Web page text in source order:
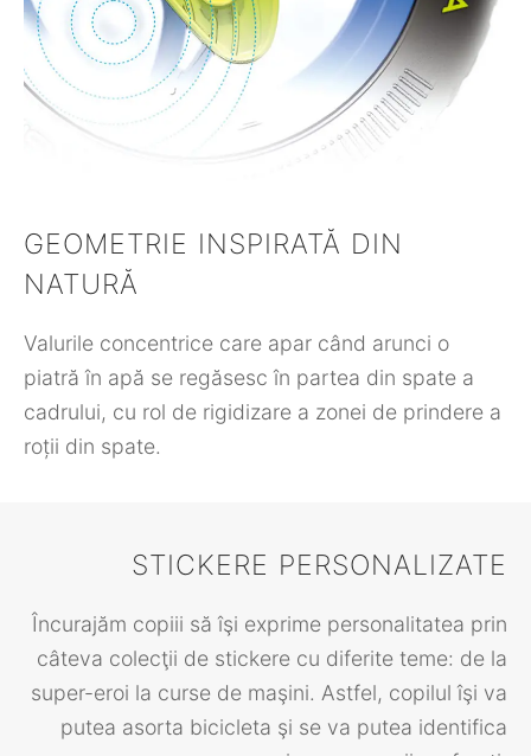
GEOMETRIE INSPIRATĂ DIN
NATURĂ
Valurile concentrice care apar când arunci o
piatră în apă se regăsesc în partea din spate a
cadrului, cu rol de rigidizare a zonei de prindere a
roții din spate.
STICKERE PERSONALIZATE
Încurajăm copiii să îşi exprime personalitatea prin
câteva colecţii de stickere cu diferite teme: de la
super-eroi la curse de maşini. Astfel, copilul îşi va
putea asorta bicicleta şi se va putea identifica